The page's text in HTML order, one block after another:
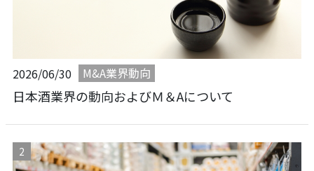
2026/06/30 M&A業界動向
日本酒業界の動向およびＭ＆Aについて